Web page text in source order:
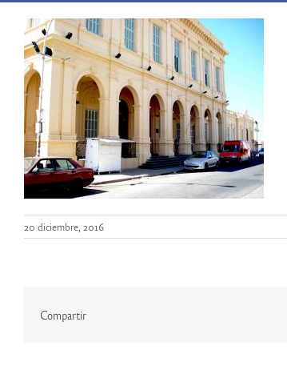
20 diciembre, 2016
Compartir